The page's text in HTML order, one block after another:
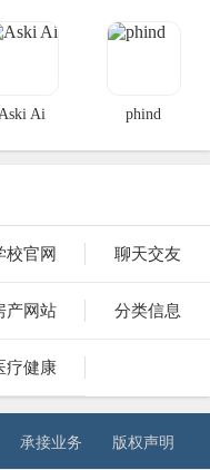
Ai phind
校官网 聊天交友
产网站 分类信息
疗健康
承接业务 版权声明